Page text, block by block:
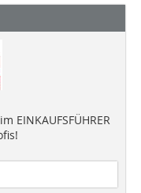
EINKAUFSFÜHRER